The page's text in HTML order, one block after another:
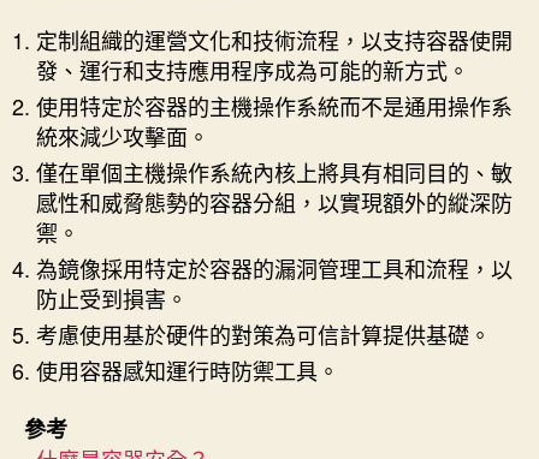
定制組織的運營文化和技術流程，以支持容器使開
發、運行和支持應用程序成為可能的新方式。
使用特定於容器的主機操作系統而不是通用操作系
統來減少攻擊面。
僅在單個主機操作系統內核上將具有相同目的、敏
感性和威脅態勢的容器分組，以實現額外的縱深防
禦。
為鏡像採用特定於容器的漏洞管理工具和流程，以
防止受到損害。
考慮使用基於硬件的對策為可信計算提供基礎。
使用容器感知運行時防禦工具。
參考